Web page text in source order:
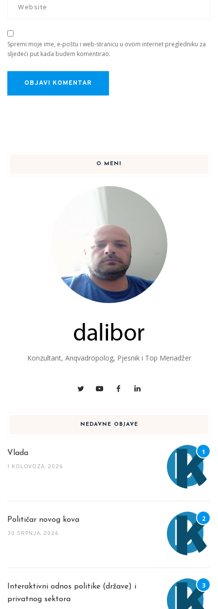
Spremi moje ime, e-poštu i web-stranicu u ovom internet pregledniku za
sljedeći put kada budem komentirao.
O MENI
Konzultant, Anqvadropolog, Pjesnik i Top Menadžer
NEDAVNE OBJAVE
Vlada
1 KOLOVOZA, 2026
Političar novog kova
30 SRPNJA, 2026
Interaktivni odnos politike (države) i
privatnog sektora